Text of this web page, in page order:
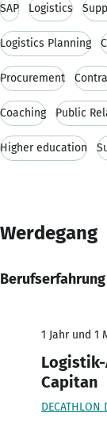
SAP Logistics
Logistics Planning
Procurement
Coaching Public
Higher education
Werdegang
1 Jahr und 1
Capitan